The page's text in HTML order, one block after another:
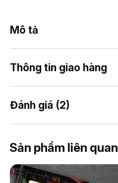
Mô tả
Thông tin giao hàng
Đánh giá (2)
Sản phẩm liên quan